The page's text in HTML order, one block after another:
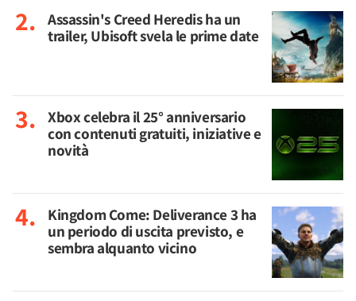
Assassin's Creed Heredis ha un
trailer, Ubisoft svela le prime date
Xbox celebra il 25° anniversario
con contenuti gratuiti, iniziative e
novità
Kingdom Come: Deliverance 3 ha
un periodo di uscita previsto, e
sembra alquanto vicino